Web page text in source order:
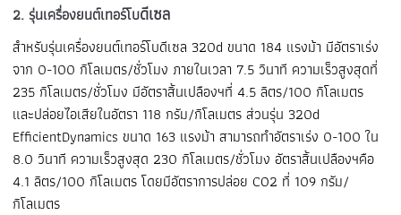
2. รุ่นเครื่องยนต์เทอร์โบดีเซล
สำหรับรุ่นเครื่องยนต์เทอร์โบดีเซล 320d ขนาด 184 แรงม้า มีอัตราเร่ง
จาก 0-100 กิโลเมตร/ชั่วโมง ภายในเวลา 7.5 วินาที ความเร็วสูงสุดที่
235 กิโลเมตร/ชั่วโมง มีอัตราสิ้นเปลืองฯที่ 4.5 ลิตร/100 กิโลเมตร
และปล่อยไอเสียในอัตรา 118 กรัม/กิโลเมตร ส่วนรุ่น 320d
EfficientDynamics ขนาด 163 แรงม้า สามารถทำอัตราเร่ง 0-100 ใน
8.0 วินาที ความเร็วสูงสุด 230 กิโลเมตร/ชั่วโมง อัตราสิ้นเปลืองฯคือ
4.1 ลิตร/100 กิโลเมตร โดยมีอัตราการปล่อย CO2 ที่ 109 กรัม/
กิโลเมตร